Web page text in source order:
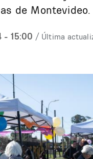
de Montevideo.
- 15:00 / Última